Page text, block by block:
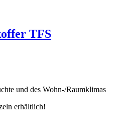
TFS
und des Wohn-/Raumklimas
erhältlich!